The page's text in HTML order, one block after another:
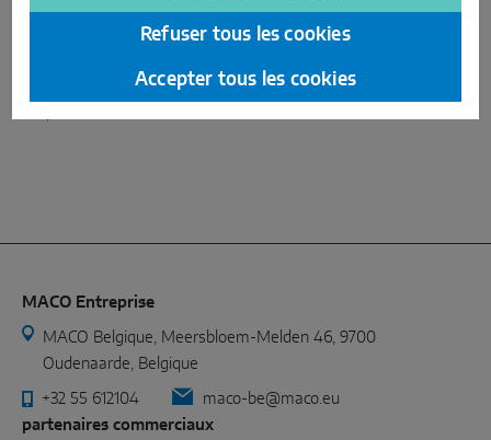
de fabrication plus efficaces, rapides et confortables. L'offre va
mesure en passant par des clés de réglage et des presses de
MACO Entreprise
MACO Belgique, Meersbloem-Melden 46, 9700
Oudenaarde, Belgique
+32 55 612104
maco-be@maco.eu
partenaires commerciaux
Refuser tous les cookies
Accepter tous les cookies